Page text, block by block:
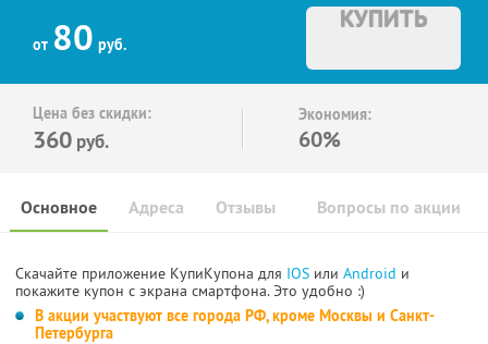
от 80 руб.
КУПИТЬ
Цена без скидки:
360 руб.
Экономия:
60%
Основное Отзывы Вопросы по акции
Адреса
Скачайте приложение КупиКупона для IOS или Android и
покажите купон с экрана смартфона. Это удобно :)
В акции участвуют все города РФ, кроме Москвы и Санкт-
Петербурга